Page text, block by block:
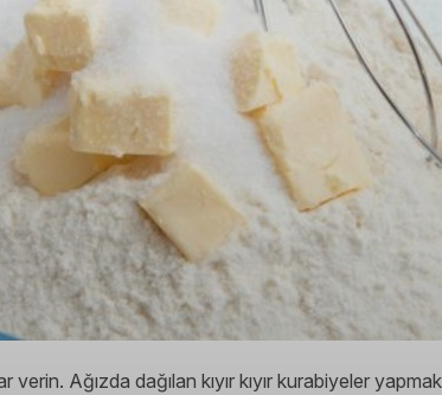
Ağızda dağılan kıyır kıyır kurabiyeler